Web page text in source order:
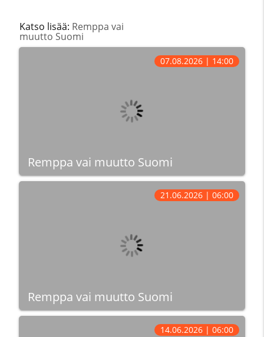
Katso lisää: Remppa vai
muutto Suomi
Remppa vai muutto Suomi
07.08.2026 | 14:00
Remppa vai muutto Suomi
21.06.2026 | 06:00
14.06.2026 | 06:00